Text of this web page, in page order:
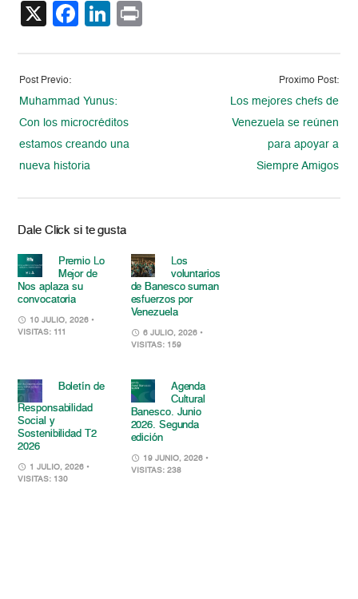
X Facebook
LinkedIn
Post Previo:
Muhammad Yunus:
Con los microcréditos
estamos creando una
nueva historia
Proximo Post:
Los mejores chefs de
Venezuela se reúnen
para apoyar a
Siempre Amigos
Dale Click si te gusta
Premio Lo
Mejor de
Nos aplaza su
convocatoria
10 JULIO, 2026 •
VISITAS: 111
Los
voluntarios
de Banesco suman
esfuerzos por
Venezuela
6 JULIO, 2026 •
VISITAS: 159
Boletín de
Responsabilidad
Social y
Sostenibilidad T2
2026
1 JULIO, 2026 •
VISITAS: 130
Agenda
Cultural
Banesco. Junio
2026. Segunda
edición
19 JUNIO, 2026 •
VISITAS: 238